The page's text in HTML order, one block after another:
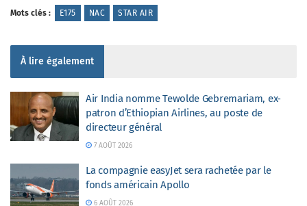
Mots clés : E175 NAC STAR AIR
À lire également
Air India nomme Tewolde Gebremariam, ex-
patron d’Ethiopian Airlines, au poste de
directeur général
7 AOÛT 2026
La compagnie easyJet sera rachetée par le
fonds américain Apollo
6 AOÛT 2026